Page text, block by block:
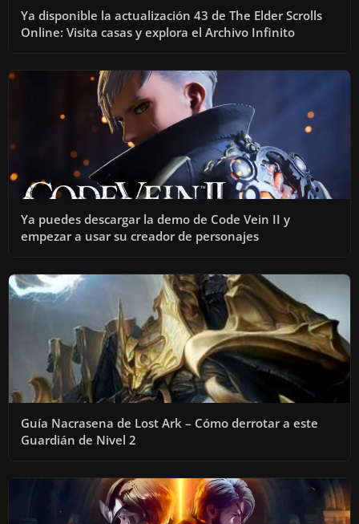
Ya disponible la actualización 43 de The Elder Scrolls
Online: Visita casas y explora el Archivo Infinito
Ya puedes descargar la demo de Code Vein II y
empezar a usar su creador de personajes
Guía Nacrasena de Lost Ark – Cómo derrotar a este
Guardián de Nivel 2